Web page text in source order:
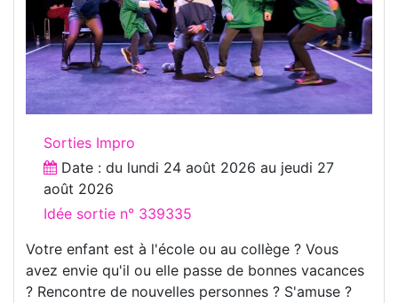
Sorties Impro
Date : du lundi 24 août 2026 au jeudi 27
août 2026
Idée sortie n° 339335
Votre enfant est à l'école ou au collège ? Vous
avez envie qu'il ou elle passe de bonnes vacances
? Rencontre de nouvelles personnes ? S'amuse ?